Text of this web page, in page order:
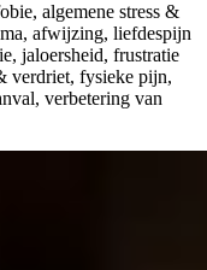
algemene stress &
afwijzing, liefdespijn
jaloersheid, frustratie
verdriet, fysieke pijn,
verbetering van